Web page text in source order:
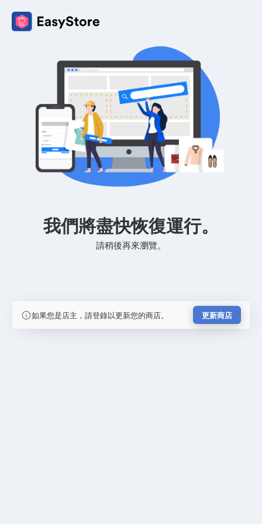
我們將盡快恢復運行。
請稍後再來瀏覽。
如果您是店主，請登錄以更新您的商店。 更新商店